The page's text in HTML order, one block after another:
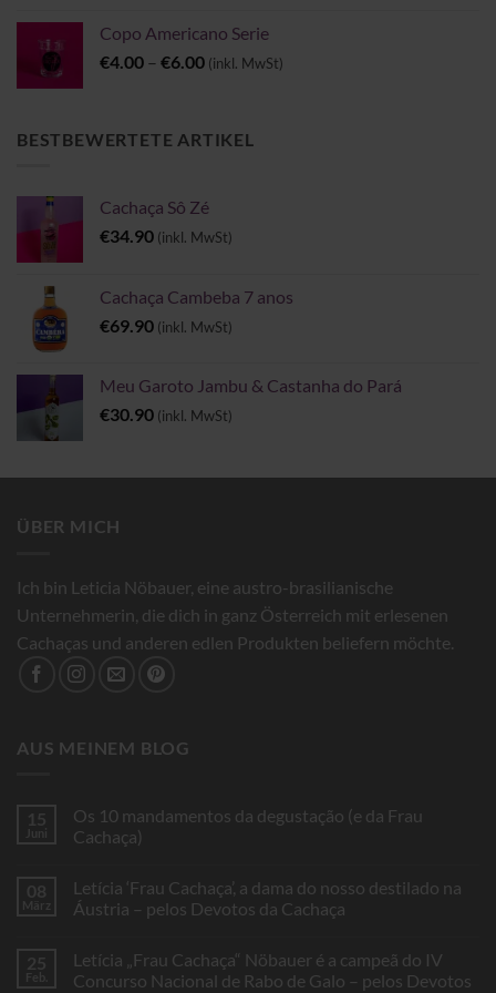
Copo Americano Serie
€4.00 – €6.00Preisspanne:
€6.00
(inkl. MwSt)
BESTBEWERTETE ARTIKEL
Cachaça Sô Zé
€34.90 (inkl. MwSt)
Cachaça Cambeba 7 anos
€69.90 (inkl. MwSt)
Meu Garoto Jambu & Castanha do Pará
€30.90 (inkl. MwSt)
ÜBER MICH
Ich bin Leticia Nöbauer, eine austro-brasilianische
Unternehmerin, die dich in ganz Österreich mit erlesenen
Cachaças und anderen edlen Produkten beliefern möchte.
AUS MEINEM BLOG
15
Juni
Os 10 mandamentos da degustação (e da Frau
Cachaça)
Os
10
degustação
(e
da
08
März
Letícia ‘Frau Cachaça’, a dama do nosso destilado na
Áustria – pelos Devotos da Cachaça
Letícia
‘Frau
25
Feb.
Letícia „Frau Cachaça“ Nöbauer é a campeã do IV
Concurso Nacional de Rabo de Galo – pelos Devotos